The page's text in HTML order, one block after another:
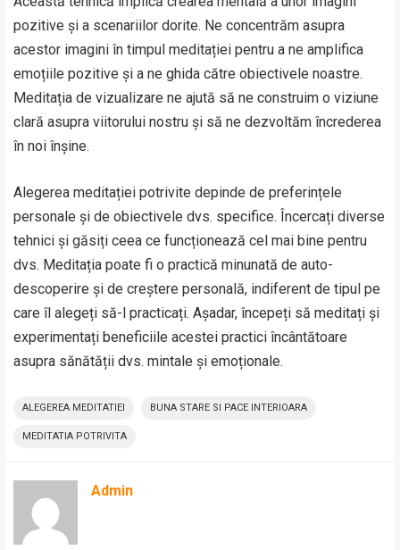
pozitive și a scenariilor dorite. Ne concentrăm asupra
acestor imagini în timpul meditației pentru a ne amplifica
emoțiile pozitive și a ne ghida către obiectivele noastre.
Meditația de vizualizare ne ajută să ne construim o viziune
clară asupra viitorului nostru și să ne dezvoltăm încrederea
în noi înșine.
Alegerea meditației potrivite depinde de preferințele
personale și de obiectivele dvs. specifice. Încercați diverse
tehnici și găsiți ceea ce funcționează cel mai bine pentru
dvs. Meditația poate fi o practică minunată de auto-
descoperire și de creștere personală, indiferent de tipul pe
care îl alegeți să-l practicați. Așadar, începeți să meditați și
experimentați beneficiile acestei practici încântătoare
asupra sănătății dvs. mintale și emoționale.
ALEGEREA MEDITATIEI BUNA STARE SI PACE INTERIOARA
MEDITATIA POTRIVITA
Admin